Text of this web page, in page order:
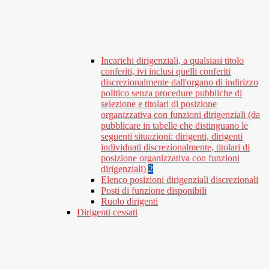
Incarichi dirigenziali, a qualsiasi titolo
conferiti, ivi inclusi quelli conferiti
discrezionalmente dall'organo di indirizzo
politico senza procedure pubbliche di
selezione e titolari di posizione
organizzativa con funzioni dirigenziali (da
pubblicare in tabelle che distinguano le
seguenti situazioni: dirigenti, dirigenti
individuati discrezionalmente, titolari di
posizione organizzativa con funzioni
dirigenziali) 2
Elenco posizioni dirigenziali discrezionali
Posti di funzione disponibili
Ruolo dirigenti
Dirigenti cessati